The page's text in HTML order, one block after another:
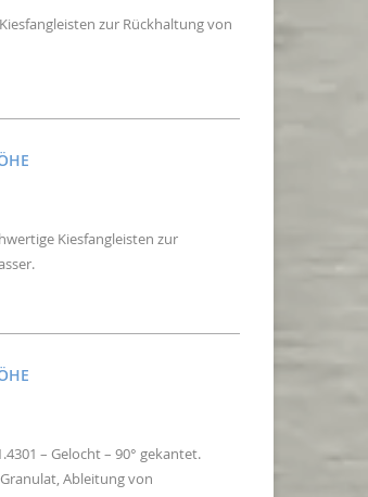
zur Rückhaltung von
Kiesfangleisten zur
– Gelocht – 90° gekantet.
Ableitung von